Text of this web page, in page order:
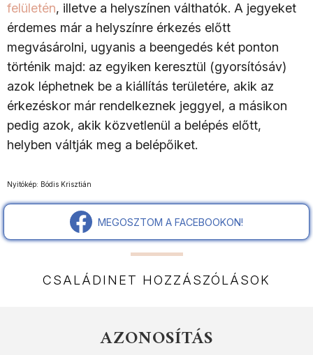
felületén, illetve a helyszínen válthatók. A jegyeket
érdemes már a helyszínre érkezés előtt
megvásárolni, ugyanis a beengedés két ponton
történik majd: az egyiken keresztül (gyorsítósáv)
azok léphetnek be a kiállítás területére, akik az
érkezéskor már rendelkeznek jeggyel, a másikon
pedig azok, akik közvetlenül a belépés előtt,
helyben váltják meg a belépőiket.
Nyitókép: Bódis Krisztián
MEGOSZTOM A FACEBOOKON!
CSALÁDINET HOZZÁSZÓLÁSOK
AZONOSÍTÁS